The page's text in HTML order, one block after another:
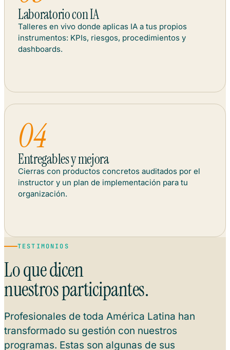
Laboratorio con IA
Talleres en vivo donde aplicas IA a tus propios
instrumentos: KPIs, riesgos, procedimientos y
dashboards.
Entregables y mejora
Cierras con productos concretos auditados por el
instructor y un plan de implementación para tu
organización.
TESTIMONIOS
Lo que dicen
nuestros participantes.
Profesionales de toda América Latina han
transformado su gestión con nuestros
programas. Estas son algunas de sus